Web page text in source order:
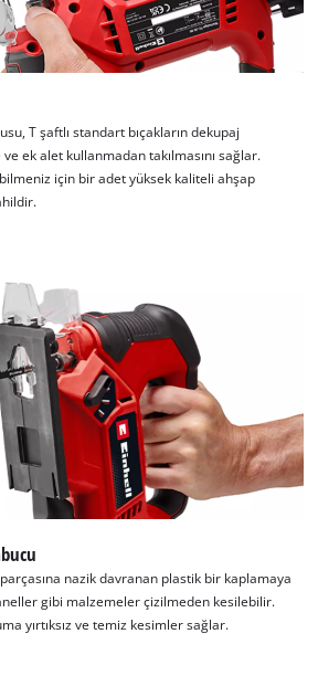
T şaftlı standart bıçakların dekupaj
ek alet kullanmadan takılmasını sağlar.
için bir adet yüksek kaliteli ahşap
nazik davranan plastik bir kaplamaya
gibi malzemeler çizilmeden kesilebilir.
yırtıksız ve temiz kesimler sağlar.